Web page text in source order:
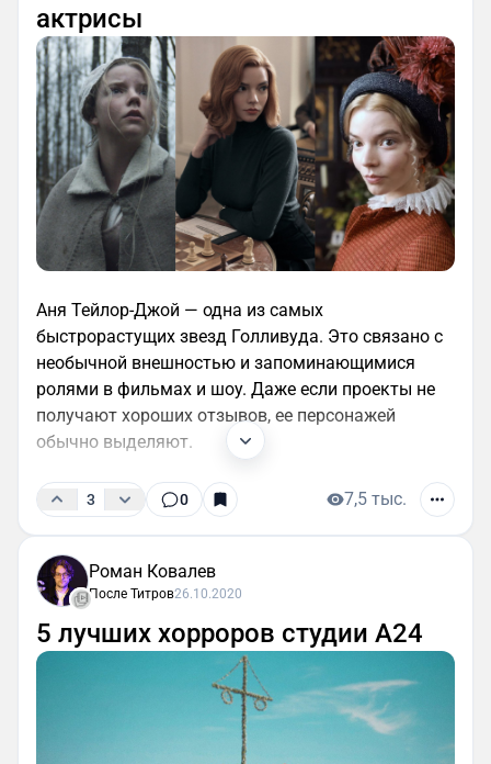
актрисы
Аня Тейлор-Джой — одна из самых
быстрорастущих звезд Голливуда. Это связано с
необычной внешностью и запоминающимися
ролями в фильмах и шоу. Даже если проекты не
получают хороших отзывов, ее персонажей
обычно выделяют.
3 0 7,5 тыс.
Роман Ковалев
После Титров26.10.2020
5 лучших хорроров студии A24